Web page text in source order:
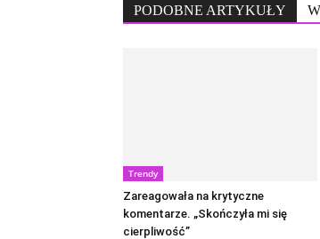
PODOBNE ARTYKUŁY
Trendy
Zareagowała na krytyczne
komentarze. „Skończyła mi się
cierpliwość”